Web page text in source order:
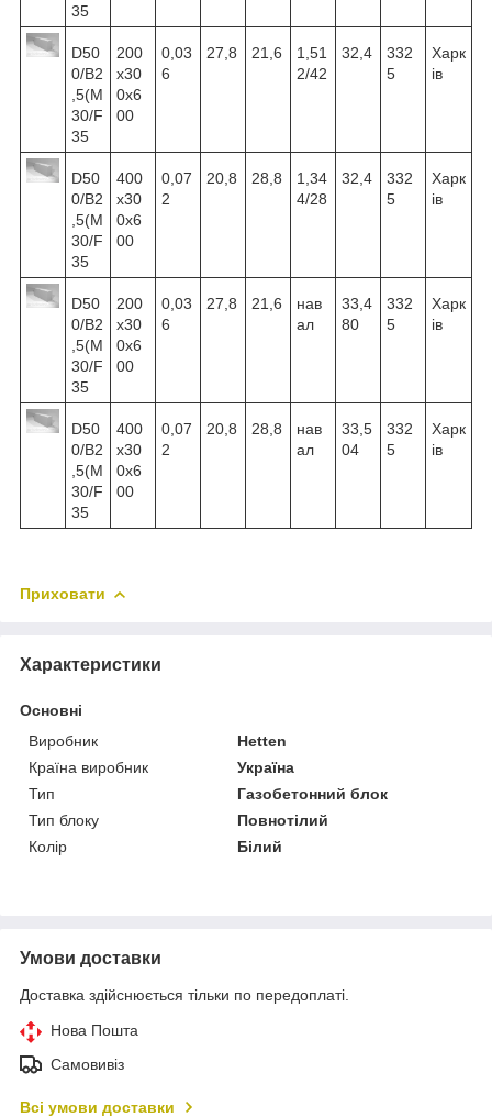
35
D50
0/B2
,5(M
30/F
35
200
х30
0х6
00
0,03
6
27,8 21,6
1,51
2/42
32,4
332
5
Харк
ів
D50
0/B2
,5(M
30/F
35
400
х30
0х6
00
0,07
2
20,8 28,8
1,34
4/28
32,4
332
5
Харк
ів
D50
0/B2
,5(M
30/F
35
200
х30
0х6
00
0,03
6
27,8 21,6
нав
ал
33,4
80
332
5
Харк
ів
D50
0/B2
,5(M
30/F
35
400
х30
0х6
00
0,07
2
20,8 28,8
нав
ал
33,5
04
332
5
Харк
ів
Приховати
Характеристики
Основні
Виробник
Hetten
Країна виробник
Україна
Тип
Газобетонний блок
Тип блоку
Повнотілий
Колір
Білий
Умови доставки
Доставка здійснюється тільки по передоплаті.
Нова Пошта
Самовивіз
Всі умови доставки